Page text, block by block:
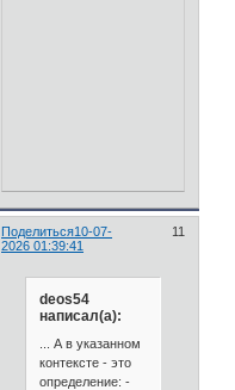
Поделиться 11
10-07-
2026 01:39:41
deos54
написал(а):
... А в указанном
контексте - это
определение: -